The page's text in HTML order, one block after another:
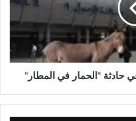
حادثة "الحمار في المطار"